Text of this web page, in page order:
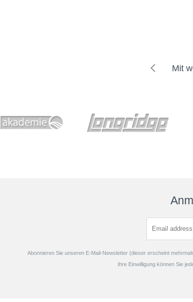
Mit
Abonnieren Sie unseren E-Mail-Newsletter (dieser erscheint
Ihre Einwilligung können Sie